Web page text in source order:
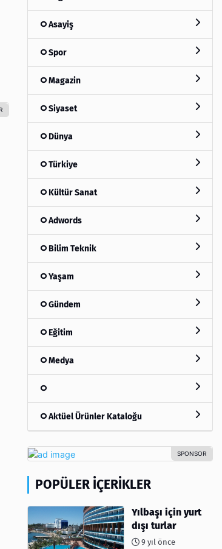
Asayiş
Spor
Magazin
Siyaset
Dünya
Türkiye
Kültür Sanat
Adwords
Bilim Teknik
Yaşam
Gündem
Eğitim
Medya
Aktüel Ürünler Kataloğu
POPÜLER İÇERIKLER
Yılbaşı için yurt
dışı turlar
9 yıl önce